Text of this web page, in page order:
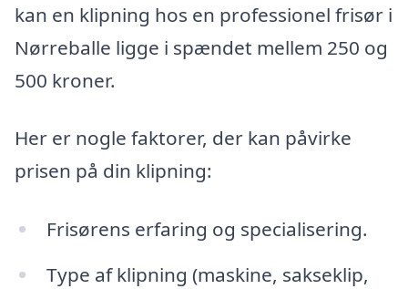
kan en klipning hos en professionel frisør i
Nørreballe ligge i spændet mellem 250 og
500 kroner.
Her er nogle faktorer, der kan påvirke
prisen på din klipning:
Frisørens erfaring og specialisering.
Type af klipning (maskine, sakseklip,